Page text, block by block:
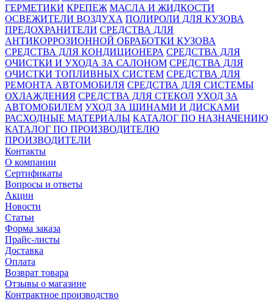
ГЕРМЕТИКИ КРЕПЕЖ МАСЛА И ЖИДКОСТИ
ОСВЕЖИТЕЛИ ВОЗДУХА ПОЛИРОЛИ ДЛЯ КУЗОВА
ПРЕДОХРАНИТЕЛИ СРЕДСТВА ДЛЯ
АНТИКОРРОЗИОННОЙ ОБРАБОТКИ КУЗОВА
СРЕДСТВА ДЛЯ КОНДИЦИОНЕРА СРЕДСТВА ДЛЯ
ОЧИСТКИ И УХОДА ЗА САЛОНОМ СРЕДСТВА ДЛЯ
ОЧИСТКИ ТОПЛИВНЫХ СИСТЕМ СРЕДСТВА ДЛЯ
РЕМОНТА АВТОМОБИЛЯ СРЕДСТВА ДЛЯ СИСТЕМЫ
ОХЛАЖДЕНИЯ СРЕДСТВА ДЛЯ СТЕКОЛ УХОД ЗА
АВТОМОБИЛЕМ УХОД ЗА ШИНАМИ И ДИСКАМИ
РАСХОДНЫЕ МАТЕРИАЛЫ КАТАЛОГ ПО НАЗНАЧЕНИЮ
КАТАЛОГ ПО ПРОИЗВОДИТЕЛЮ
ПРОИЗВОДИТЕЛИ
Контакты
О компании
Сертификаты
Вопросы и ответы
Акции
Новости
Статьи
Форма заказа
Прайс-листы
Доставка
Оплата
Возврат товара
Отзывы о магазине
Контрактное производство